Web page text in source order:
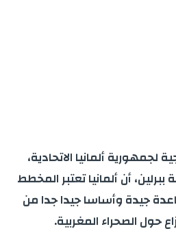
لجمهورية ألمانيا الاتحادية،
ببرلين، أن ألمانيا تعتبر المخطط
جيدة وأساسا جيدا جدا من
حول الصحراء المغربية.